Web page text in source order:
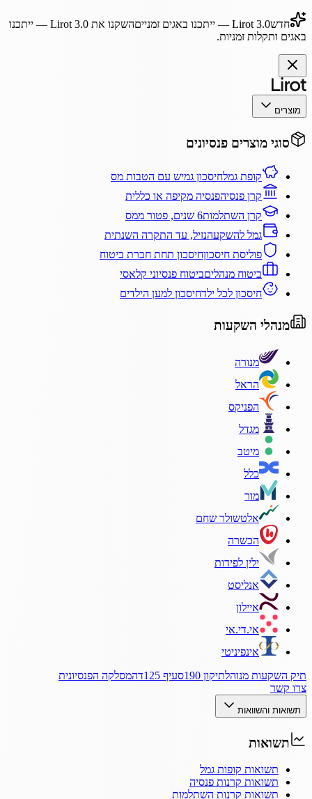
חדשLirot 3.0 — ייתכנו באגים זמנייםהשקנו את Lirot 3.0— ייתכנו
באגים ותקלות זמניות.
מוצרים
סוגי מוצרים פנסיונים
קופת גמלחיסכון גמיש עם הטבות מס
קרן פנסיהפנסיה מקיפה או כללית
קרן השתלמות6 שנים, פטור ממס
גמל להשקעהנזיל, עד התקרה השנתית
פוליסת חיסכוןחיסכון תחת חברת ביטוח
ביטוח מנהליםביטוח פנסיוני קלאסי
חיסכון לכל ילדחיסכון למען הילדים
מנהלי השקעות
מנורה
הראל
הפניקס
מגדל
מיטב
כלל
מור
אלטשולר שחם
הכשרה
ילין לפידות
אנליסט
איילון
אי.די.אי
אינפיניטי
תיק השקעות מנוהלתיקון 190 סעיף 125ד
המסלקה הפנסיונית
צרו קשר
תשואות והשוואות
תשואות
תשואות קופות גמל
תשואות קרנות פנסיה
תשואות קרנות השתלמות